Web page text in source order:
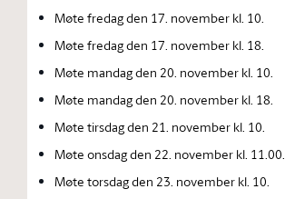
Møte fredag den 17. november kl. 10.
Møte fredag den 17. november kl. 18.
Møte mandag den 20. november kl. 10.
Møte mandag den 20. november kl. 18.
Møte tirsdag den 21. november kl. 10.
Møte onsdag den 22. november kl. 11.00.
Møte torsdag den 23. november kl. 10.